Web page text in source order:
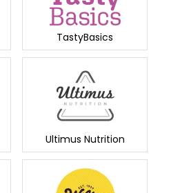
TastyBasics
Ultimus Nutrition